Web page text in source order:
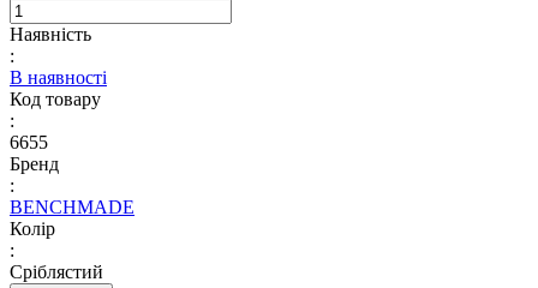
Наявність
:
В наявності
Код товару
:
6655
Бренд
:
BENCHMADE
Колір
:
Сріблястий